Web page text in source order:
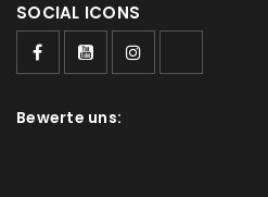
SOCIAL ICONS
Bewerte uns: